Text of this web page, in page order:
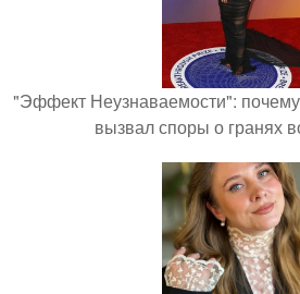
"Эффект Неузнаваемости":
вызвал споры о гранях